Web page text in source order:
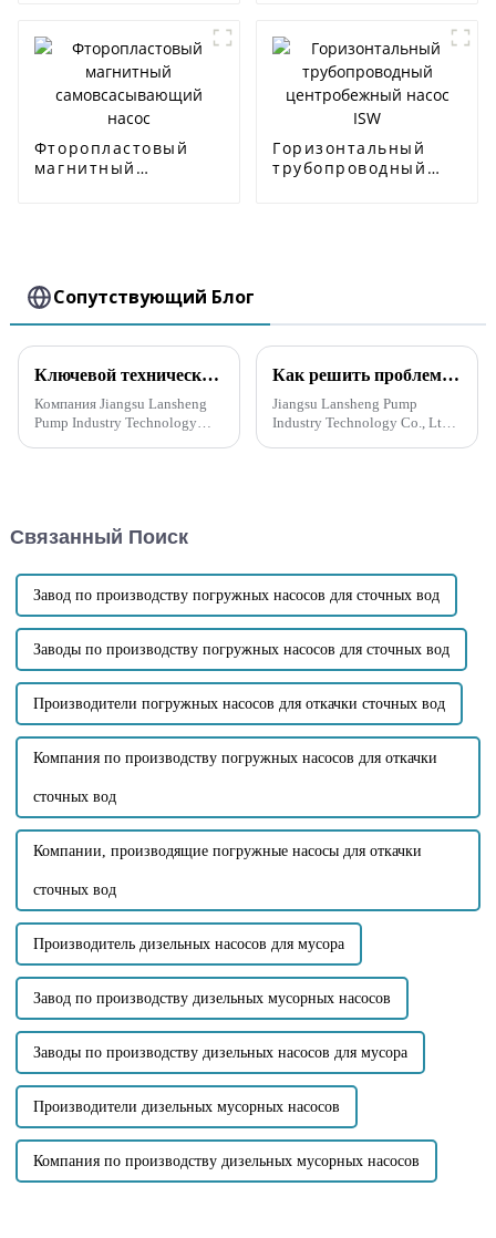
Фторопластовый
магнитный
Горизонтальный
трубопроводный
Сопутствующий Блог
Ключевой технический анализ насосов для предотвращения наводнений и аварийных ситуаций
Компания Jiangsu Lansheng
Pump Industry Technology
эффективного устранения
Как решить проблему выбора высокого напора для самовсасывающего канализационного насоса
Jiangsu Lansheng Pump
Industry Technology Co., Ltd.,
Связанный Поиск
Завод по производству погружных насосов для сточных вод
Заводы по производству погружных насосов для сточных вод
Производители погружных насосов для откачки сточных вод
Компания по производству погружных насосов для откачки
сточных вод
Компании, производящие погружные насосы для откачки
сточных вод
Производитель дизельных насосов для мусора
Завод по производству дизельных мусорных насосов
Заводы по производству дизельных насосов для мусора
Производители дизельных мусорных насосов
Компания по производству дизельных мусорных насосов